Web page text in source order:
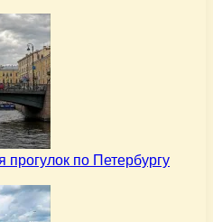
по Петербургу